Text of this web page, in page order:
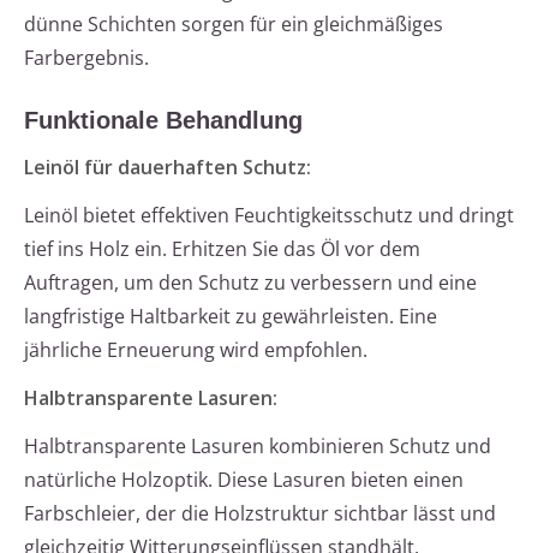
dünne Schichten sorgen für ein gleichmäßiges
Farbergebnis.
Funktionale Behandlung
Leinöl für dauerhaften Schutz:
Leinöl bietet effektiven Feuchtigkeitsschutz und dringt
tief ins Holz ein. Erhitzen Sie das Öl vor dem
Auftragen, um den Schutz zu verbessern und eine
langfristige Haltbarkeit zu gewährleisten. Eine
jährliche Erneuerung wird empfohlen.
Halbtransparente Lasuren:
Halbtransparente Lasuren kombinieren Schutz und
natürliche Holzoptik. Diese Lasuren bieten einen
Farbschleier, der die Holzstruktur sichtbar lässt und
gleichzeitig Witterungseinflüssen standhält.